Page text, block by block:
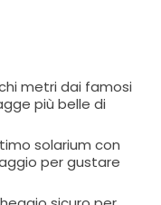
metri dai famosi
più belle di
solarium con
per gustare